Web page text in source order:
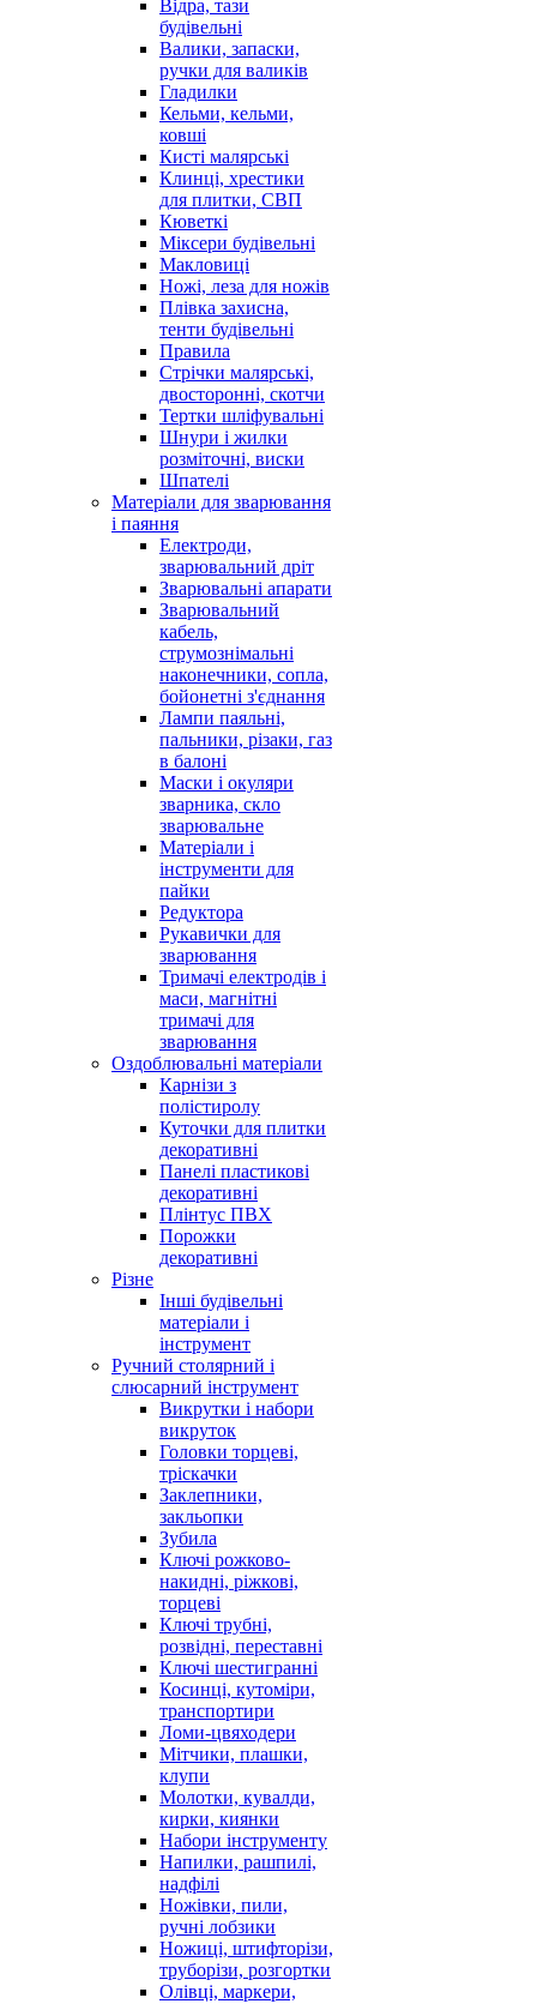
Відра, тази
будівельні
Валики, запаски,
ручки для валиків
Гладилки
Кельми, кельми,
ковші
Кисті малярські
Клинці, хрестики
для плитки, СВП
Кюветкі
Міксери будівельні
Макловиці
Ножі, леза для ножів
Плівка захисна,
тенти будівельні
Правила
Стрічки малярські,
двосторонні, скотчи
Тертки шліфувальні
Шнури і жилки
розміточні, виски
Шпателі
Матеріали для зварювання
і паяння
Електроди,
зварювальний дріт
Зварювальні апарати
Зварювальний
кабель,
струмознімальні
наконечники, сопла,
бойонетні з'єднання
Лампи паяльні,
пальники, різаки, газ
в балоні
Маски і окуляри
зварника, скло
зварювальне
Матеріали і
інструменти для
пайки
Редуктора
Рукавички для
зварювання
Тримачі електродів і
маси, магнітні
тримачі для
зварювання
Оздоблювальні матеріали
Карнізи з
полістиролу
Куточки для плитки
декоративні
Панелі пластикові
декоративні
Плінтус ПВХ
Порожки
декоративні
Різне
Інші будівельні
матеріали і
інструмент
Ручний столярний і
слюсарний інструмент
Викрутки і набори
викруток
Головки торцеві,
тріскачки
Заклепники,
закльопки
Зубила
Ключі рожково-
накидні, ріжкові,
торцеві
Ключі трубні,
розвідні, переставні
Ключі шестигранні
Косинці, кутоміри,
транспортири
Ломи-цвяходери
Мітчики, плашки,
клупи
Молотки, кувалди,
кирки, киянки
Набори інструменту
Напилки, рашпилі,
надфілі
Ножівки, пили,
ручні лобзики
Ножиці, штифторізи,
труборізи, розгортки
Олівці, маркери,